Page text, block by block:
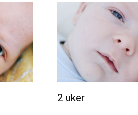
2 uker